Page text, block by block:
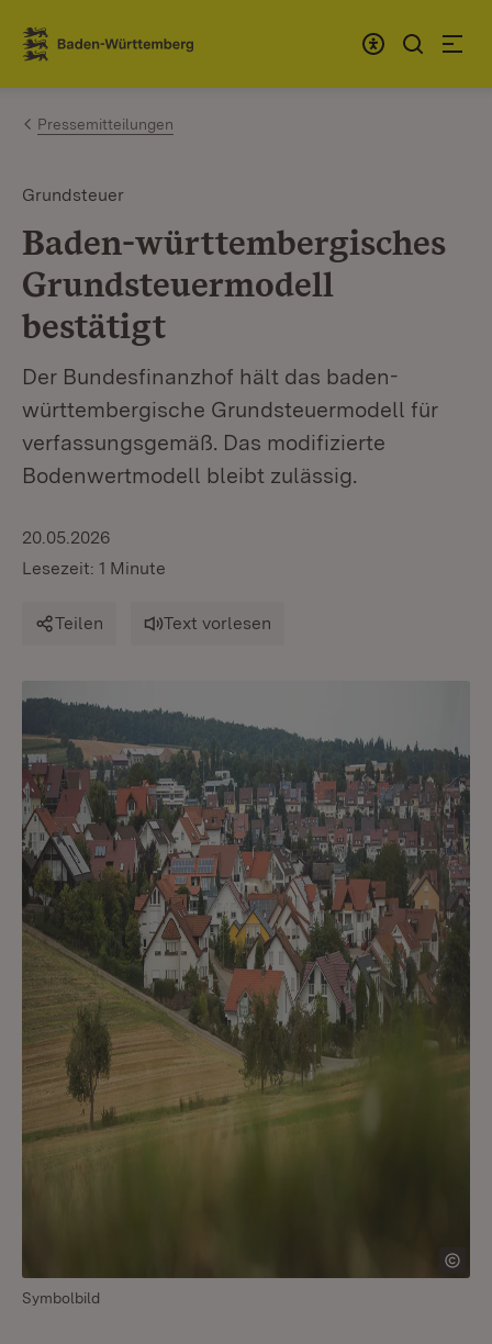
Zum Inhalt springen
Link zur Startseite
Pressemitteilungen
Grundsteuer
Baden-württembergisches
Grundsteuermodell
bestätigt
Der Bundesfinanzhof hält das baden-
württembergische Grundsteuermodell für
verfassungsgemäß. Das modifizierte
Bodenwertmodell bleibt zulässig.
20.05.2026
Lesezeit: 1 Minute
Teilen Text vorlesen
Symbolbild